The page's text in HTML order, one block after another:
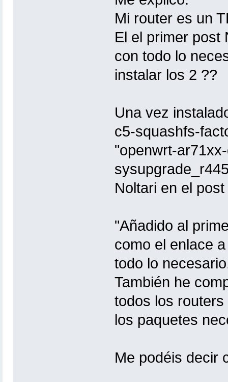
Mi router es un
El el primer post
con todo lo
instalar los 2 ??
Una vez
c5-squashfs-
"openwrt-
Noltari en el
"Añadido al
como el enlace
todo lo
También he
todos los
los paquetes
Me podéis decir